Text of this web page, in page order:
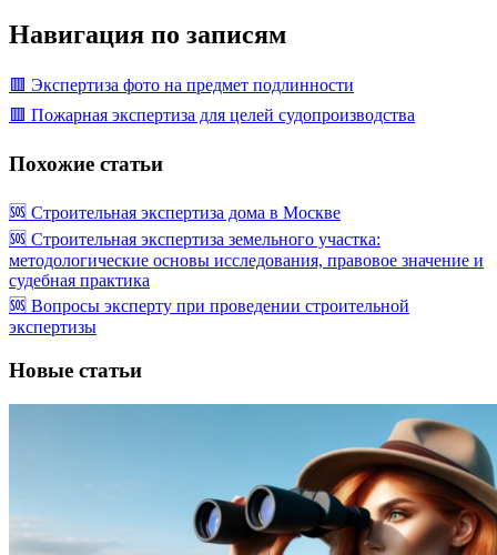
Навигация по записям
🟥 Экспертиза фото на предмет подлинности
🟥 Пожарная экспертиза для целей судопроизводства
Похожие статьи
🆘 Строительная экспертиза дома в Москве
🆘 Строительная экспертиза земельного участка:
методологические основы исследования, правовое значение и
судебная практика
🆘 Вопросы эксперту при проведении строительной
экспертизы
Новые статьи